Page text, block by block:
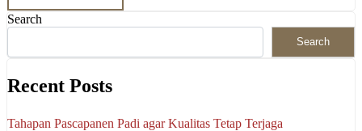
Search
Search
Recent Posts
Tahapan Pascapanen Padi agar Kualitas Tetap Terjaga